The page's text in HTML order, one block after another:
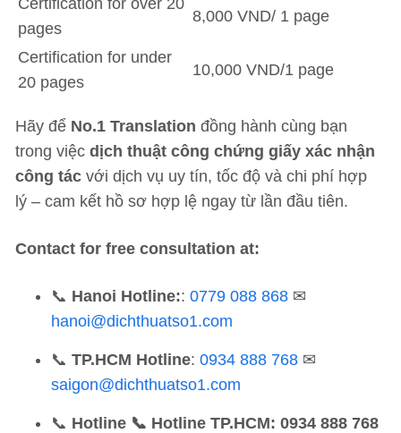
Certification for over 20
pages
8,000 VND/ 1 page
Certification for under
20 pages
10,000 VND/1 page
Hãy để No.1 Translation đồng hành cùng bạn
trong việc dịch thuật công chứng giấy xác nhận
công tác với dịch vụ uy tín, tốc độ và chi phí hợp
lý – cam kết hồ sơ hợp lệ ngay từ lần đầu tiên.
Contact for free consultation at:
📞 Hanoi Hotline:: 0779 088 868 ✉
hanoi@dichthuatso1.com
📞 TP.HCM Hotline: 0934 888 768 ✉
saigon@dichthuatso1.com
📞 Hotline 📞 Hotline TP.HCM: 0934 888 768